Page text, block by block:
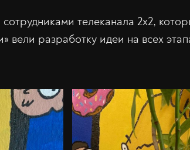
телеканала 2х2,
разработку идеи на всех